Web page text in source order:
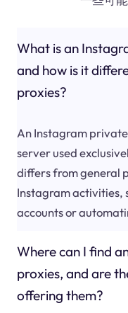
What is an
and how is it
proxies?
An Instagram
server used
differs from general
Instagram activities,
accounts or
Where can I find
proxies, and are
offering them?